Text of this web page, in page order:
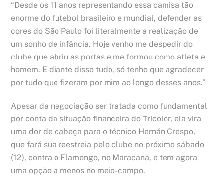
“Desde os 11 anos representando essa camisa tão
enorme do futebol brasileiro e mundial, defender as
cores do São Paulo foi literalmente a realização de
um sonho de infância. Hoje venho me despedir do
clube que abriu as portas e me formou como atleta e
homem. E diante disso tudo, só tenho que agradecer
por tudo que fizeram por mim ao longo desses anos.”
Apesar da negociação ser tratada como fundamental
por conta da situação financeira do Tricolor, ela vira
uma dor de cabeça para o técnico Hernán Crespo,
que fará sua reestreia pelo clube no próximo sábado
(12), contra o Flamengo, no Maracanã, e tem agora
uma opção a menos no meio-campo.